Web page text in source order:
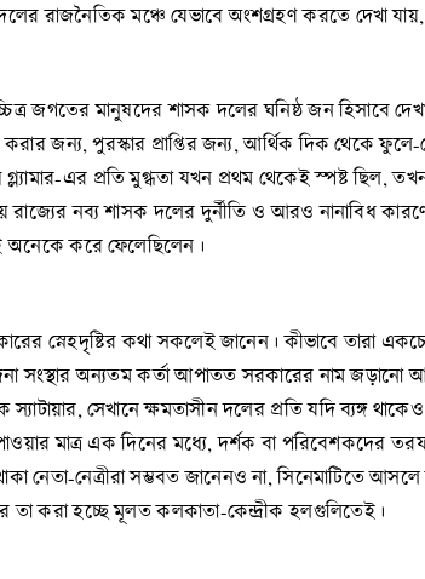
রাজনৈতিক মঞ্চে যেভাবে অংশগ্রহণ করতে দেখা
জগতের মানুষদের শাসক দলের ঘনিষ্ঠ জন
জন্য, পুরস্কার প্রাপ্তির জন্য, আর্থিক দিক থেকে
গ্ল্যামার-এর প্রতি মুগ্ধতা যখন প্রথম থেকেই স্পষ্ট
নব্য শাসক দলের দুর্নীতি ও আরও নানাবিধ
অনেকে করে ফেলেছিলেন।
স্নেহদৃষ্টির কথা সকলেই জানেন। কীভাবে তারা
সংস্থার অন্যতম কর্তা আপাতত সরকারের নাম
সেখানে ক্ষমতাসীন দলের প্রতি যদি ব্যঙ্গ
পাওয়ার মাত্র এক দিনের মধ্যে, দর্শক বা
নেতা-নেত্রীরা সম্ভবত জানেনও না, সিনেমাটিতে
তা করা হচ্ছে মূলত কলকাতা-কেন্দ্রীক হলগুলিতেই।